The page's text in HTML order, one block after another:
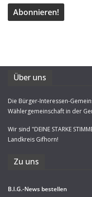
Über uns
Die Bürger-Interessen-
Wählergemeinschaft in der
Wir sind "DEINE STARKE
Landkreis Gifhorn!
Zu uns
B.I.G.-News bestel­len